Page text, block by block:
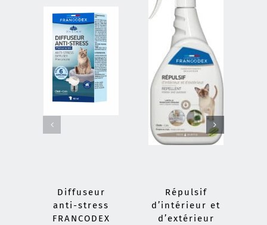
Diffuseur
anti-stress
FRANCODEX
Répulsif
d’intérieur et
d’extérieur